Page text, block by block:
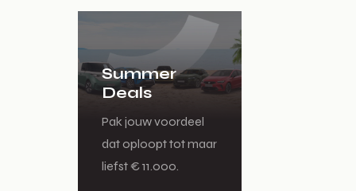
Summer
Deals
Pak jouw voordeel
dat oploopt tot maar
liefst € 11.000.